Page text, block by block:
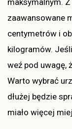
maksymalnym.
zaawansowane
centymetrów i
kilogramów.
weź pod uwagę,
Warto wybrać
dłużej będzie
miało więcej